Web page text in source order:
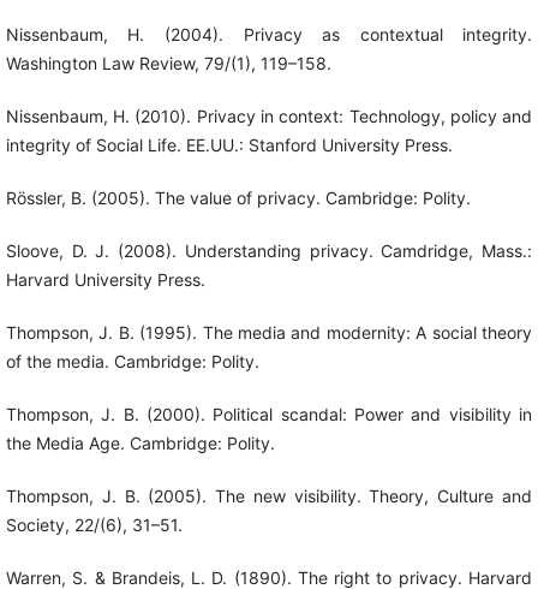
Nissenbaum, H. (2004). Privacy as contextual integrity.
Washington Law Review, 79/(1), 119–158.
Nissenbaum, H. (2010). Privacy in context: Technology, policy and
integrity of Social Life. EE.UU.: Stanford University Press.
Rössler, B. (2005). The value of privacy. Cambridge: Polity.
Sloove, D. J. (2008). Understanding privacy. Camdridge, Mass.:
Harvard University Press.
Thompson, J. B. (1995). The media and modernity: A social theory
of the media. Cambridge: Polity.
Thompson, J. B. (2000). Political scandal: Power and visibility in
the Media Age. Cambridge: Polity.
Thompson, J. B. (2005). The new visibility. Theory, Culture and
Society, 22/(6), 31–51.
Warren, S. & Brandeis, L. D. (1890). The right to privacy. Harvard